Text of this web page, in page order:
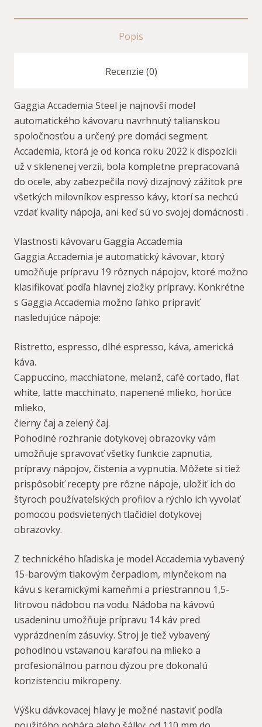
Popis
Recenzie (0)
Gaggia Accademia Steel je najnovší model
automatického kávovaru navrhnutý talianskou
spoločnosťou a určený pre domáci segment.
Accademia, ktorá je od konca roku 2022 k dispozícii
už v sklenenej verzii, bola kompletne prepracovaná
do ocele, aby zabezpečila nový dizajnový zážitok pre
všetkých milovníkov espresso kávy, ktorí sa nechcú
vzdať kvality nápoja, ani keď sú vo svojej domácnosti .
Vlastnosti kávovaru Gaggia Accademia
Gaggia Accademia je automatický kávovar, ktorý
umožňuje prípravu 19 rôznych nápojov, ktoré možno
klasifikovať podľa hlavnej zložky prípravy. Konkrétne
s Gaggia Accademia možno ľahko pripraviť
nasledujúce nápoje:
Ristretto, espresso, dlhé espresso, káva, americká
káva.
Cappuccino, macchiatone, melanž, café cortado, flat
white, latte macchinato, napenené mlieko, horúce
mlieko,
čierny čaj a zelený čaj.
Pohodlné rozhranie dotykovej obrazovky vám
umožňuje spravovať všetky funkcie zapnutia,
prípravy nápojov, čistenia a vypnutia. Môžete si tiež
prispôsobiť recepty pre rôzne nápoje, uložiť ich do
štyroch používateľských profilov a rýchlo ich vyvolať
pomocou podsvietených tlačidiel dotykovej
obrazovky.
Z technického hľadiska je model Accademia vybavený
15-barovým tlakovým čerpadlom, mlynčekom na
kávu s keramickými kameňmi a priestrannou 1,5-
litrovou nádobou na vodu. Nádoba na kávovú
usadeninu umožňuje prípravu 14 káv pred
vyprázdnením zásuvky. Stroj je tiež vybavený
pohodlnou vstavanou karafou na mlieko a
profesionálnou parnou dýzou pre dokonalú
konzistenciu mikropeny.
Výšku dávkovacej hlavy je možné nastaviť podľa